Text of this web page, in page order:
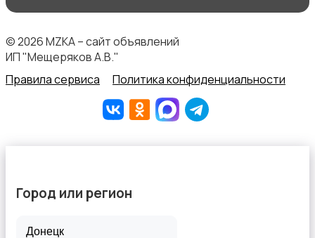
Футболки и топы
Штаны и шорты
© 2026 MZKA – сайт объявлений
ИП "Мещеряков А.В."
Правила сервиса
Политика конфиденциальности
Город или регион